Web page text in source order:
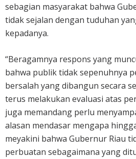
sebagian masyarakat bahwa
tidak sejalan dengan tuduhan
kepadanya.
“Beragamnya respons yang
bahwa publik tidak sepenuhnya
bersalah yang dibangun secara
terus melakukan evaluasi atas
juga memandang perlu
alasan mendasar mengapa
meyakini bahwa Gubernur Riau
perbuatan sebagaimana yang